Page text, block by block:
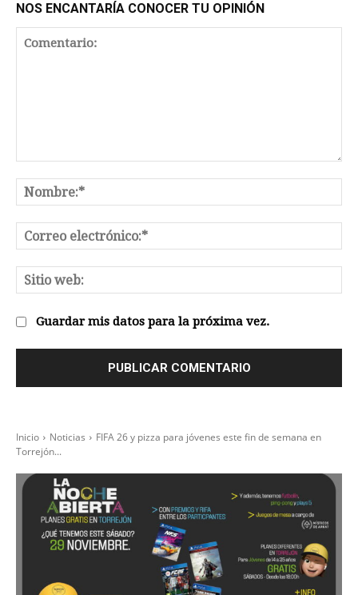
NOS ENCANTARÍA CONOCER TU OPINIÓN
Guardar mis datos para la próxima vez.